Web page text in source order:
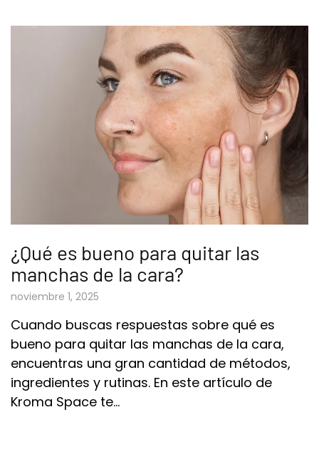
¿Qué es bueno para quitar las
manchas de la cara?
noviembre 1, 2025
Cuando buscas respuestas sobre qué es
bueno para quitar las manchas de la cara,
encuentras una gran cantidad de métodos,
ingredientes y rutinas. En este artículo de
Kroma Space te…